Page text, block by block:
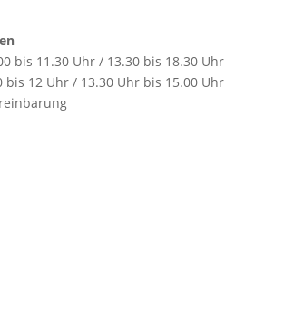
bis 11.30 Uhr / 13.30 bis 18.30 Uhr
bis 12 Uhr / 13.30 Uhr bis 15.00 Uhr